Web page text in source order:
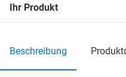
Ihr Produkt
beschreibung